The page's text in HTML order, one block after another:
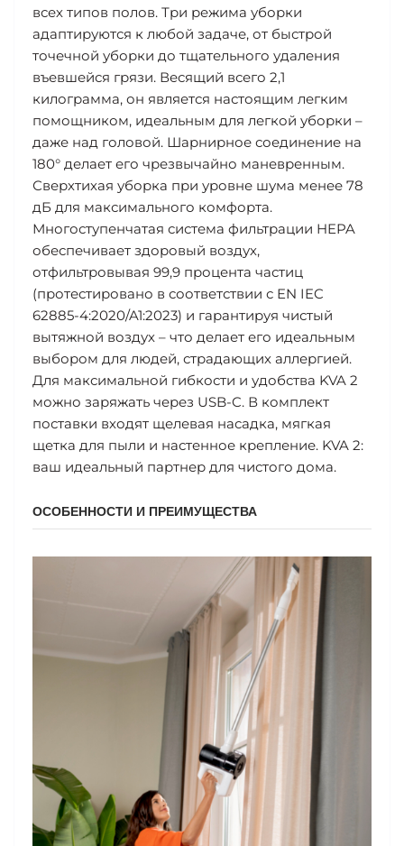
всех типов полов. Три режима уборки
адаптируются к любой задаче, от быстрой
точечной уборки до тщательного удаления
въевшейся грязи. Весящий всего 2,1
килограмма, он является настоящим легким
помощником, идеальным для легкой уборки –
даже над головой. Шарнирное соединение на
180° делает его чрезвычайно маневренным.
Сверхтихая уборка при уровне шума менее 78
дБ для максимального комфорта.
Многоступенчатая система фильтрации HEPA
обеспечивает здоровый воздух,
отфильтровывая 99,9 процента частиц
(протестировано в соответствии с EN IEC
62885-4:2020/A1:2023) и гарантируя чистый
вытяжной воздух – что делает его идеальным
выбором для людей, страдающих аллергией.
Для максимальной гибкости и удобства KVA 2
можно заряжать через USB-C. В комплект
поставки входят щелевая насадка, мягкая
щетка для пыли и настенное крепление. KVA 2:
ваш идеальный партнер для чистого дома.
ОСОБЕННОСТИ И ПРЕИМУЩЕСТВА